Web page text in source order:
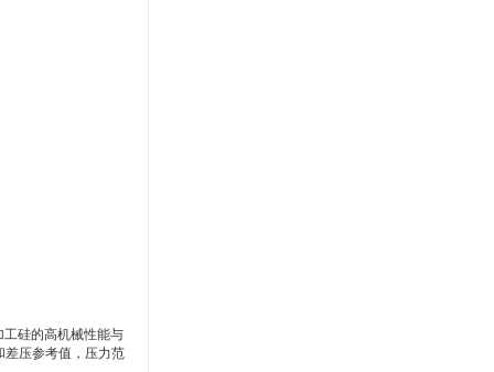
硅的高机械性能与
差压参考值，压力范